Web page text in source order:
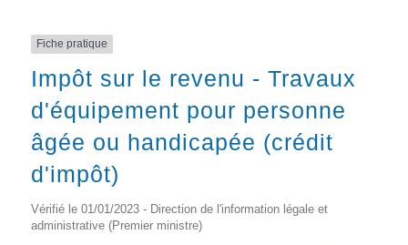
Fiche pratique
Impôt sur le revenu - Travaux
d'équipement pour personne
âgée ou handicapée (crédit
d'impôt)
Vérifié le 01/01/2023 - Direction de l'information légale et
administrative (Premier ministre)